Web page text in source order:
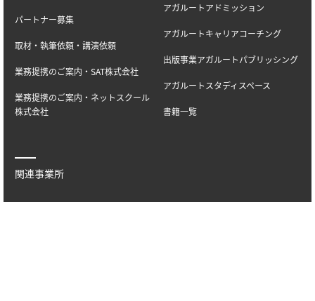
パートナー募集
取材・執筆依頼・講演依頼
業務提携のご案内・SAT株式会社
業務提携のご案内・ネットスクール
株式会社
アガルートアドミッション
アガルートキャリアコーチング
出版事業アガルートパブリッシング
アガルートスタディスペース
書籍一覧
関連事業所